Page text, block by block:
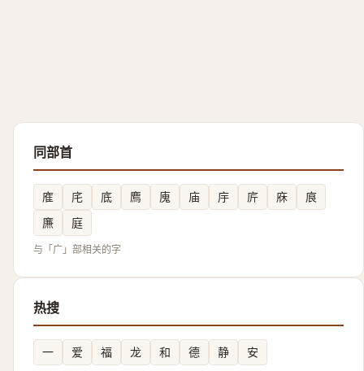
同部首
㢈 㡯 底 廌 廆 庙 㡰 庍 庥
㡾
㢘
庭
与「广」部相关的字
热搜
一 爱 福 龙 和 德 静 安